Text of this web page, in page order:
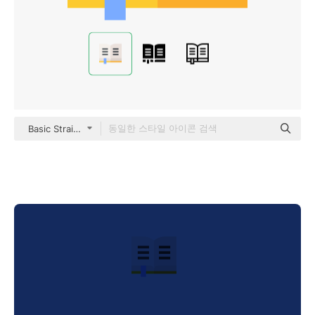
Basic Straight Flat